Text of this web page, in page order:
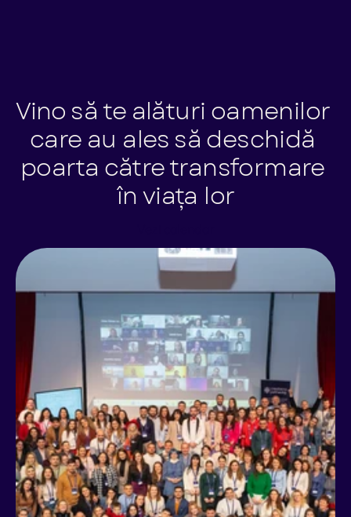
Vino să te alături oamenilor
care au ales să deschidă
poarta către transformare
în viața lor